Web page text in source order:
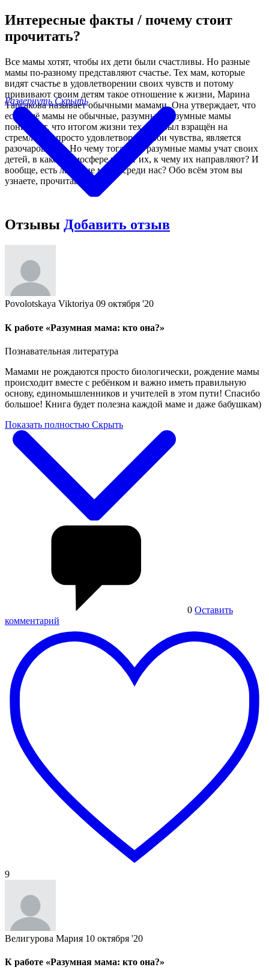
Интересные факты / почему стоит
прочитать?
Все мамы хотят, чтобы их дети были счастливы. Но разные
мамы по-разному представляют счастье. Тех мам, которые
видят счастье в удовлетворении своих чувств и потому
прививают своим детям такое отношение к жизни, Марина
Таргакова называет обычными мамами. Она утверждает, что
есть ещё мамы не обычные, разумные. Разумные мамы
понимают, что итогом жизни тех, кто был взращён на
стремлении просто удовлетворять свои чувства, является
разочарование. Но чему тогда эти разумные мамы учат своих
детей, в какой атмосфере растят их, к чему их направляют? И
вообще, есть ли такие мамы среди нас? Обо всём этом вы
узнаете, прочитав книгу.
Развернуть Скрыть
Отзывы Добавить отзыв
Povolotskaya Viktoriya 09 октября '20
К работе «Разумная мама: кто она?»
Познавательная литература
Мамами не рождаются просто биологически, рождение мамы
происходит вместе с ребёнком и важно иметь правильную
основу, единомышленников и учителей в этом пути! Спасибо
большое! Книга будет полезна каждой маме и даже бабушкам)
Показать полностью Скрыть
0 Оставить
комментарий
9
Велигурова Мария 10 октября '20
К работе «Разумная мама: кто она?»